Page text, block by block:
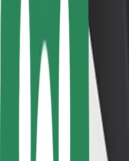
Seguridad para usuarios
Seguridad para conductores
Seguridad para patinetes
Safety Lab
Ciudades
Dónde estamos
Soluciones para las ciudades
Aeropuertos
Estaciones de carga de Bolt